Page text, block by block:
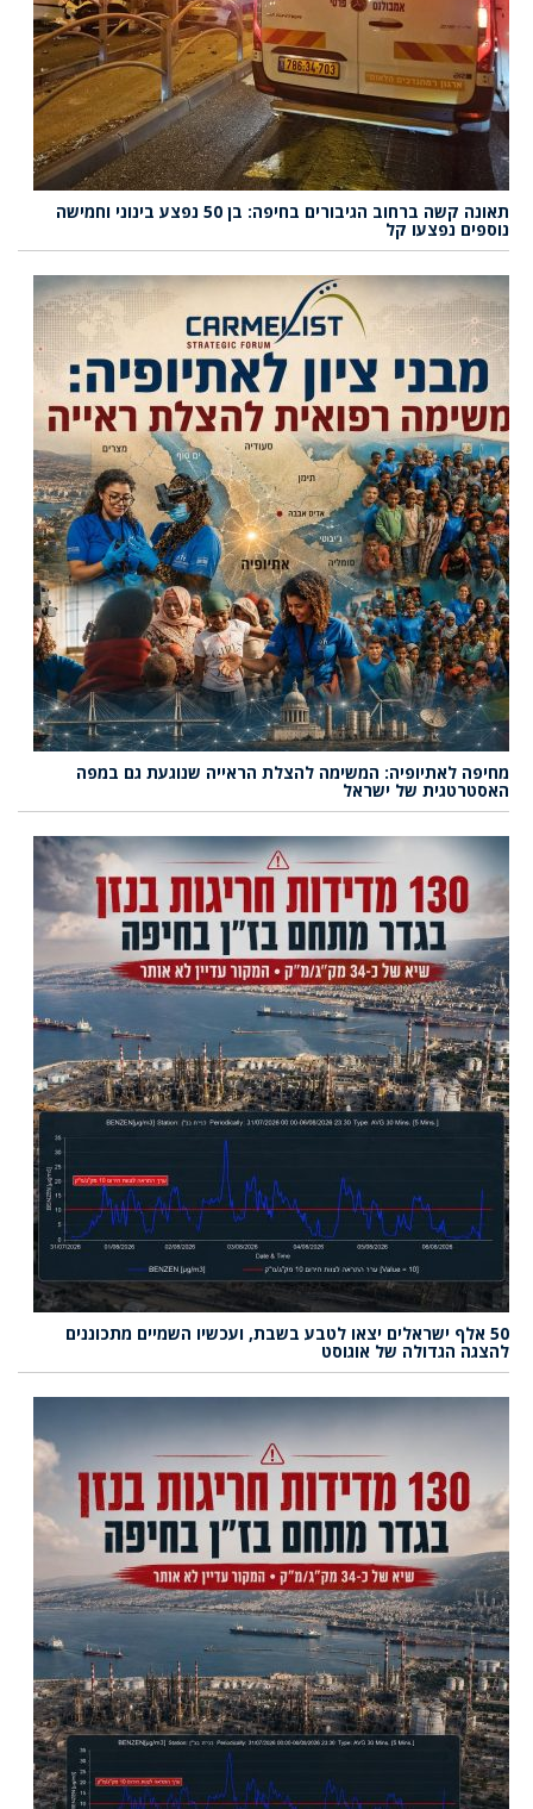
תאונה קשה ברחוב הגיבורים בחיפה: בן 50 נפצע בינוני וחמישה
נוספים נפצעו קל
מחיפה לאתיופיה: המשימה להצלת הראייה שנוגעת גם במפה
האסטרטגית של ישראל
50 אלף ישראלים יצאו לטבע בשבת, ועכשיו השמיים מתכוננים
להצגה הגדולה של אוגוסט